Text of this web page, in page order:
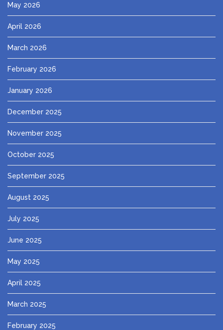
May 2026
April 2026
March 2026
February 2026
January 2026
December 2025
November 2025
October 2025
September 2025
August 2025
July 2025
June 2025
May 2025
April 2025
March 2025
February 2025